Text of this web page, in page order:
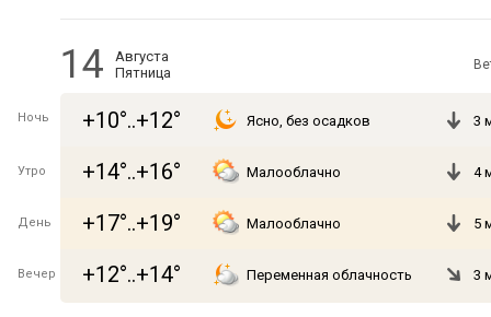
14
Августа
Пятница
Ночь +10°..+12° Ясно, без осадков 3
Утро +14°..+16° Малооблачно 4
День +17°..+19° Малооблачно 5
Вечер +12°..+14° Переменная облачность 3